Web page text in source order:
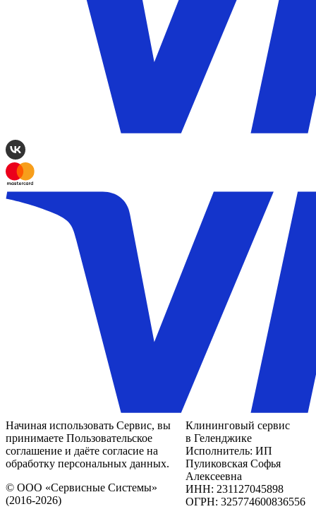
Начиная использовать Сервис, вы
принимаете Пользовательское
соглашение и даёте согласие на
обработку персональных данных.
© ООО «Сервисные Системы»
(2016-2026)
Клининговый сервис
в Геленджике
Исполнитель: ИП
Пуликовская Софья
Алексеевна
ИНН: 231127045898
ОГРН: 325774600836556